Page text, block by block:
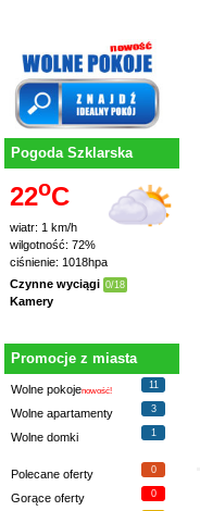
Pogoda Szklarska
22oC
wiatr: 1 km/h
wilgotność: 72%
ciśnienie: 1018hpa
Czynne wyciągi 0/18
Kamery
Promocje z miasta
Wolne pokojenowość!
11
Wolne apartamenty 3
Wolne domki 1
Polecane oferty 0
Gorące oferty 0